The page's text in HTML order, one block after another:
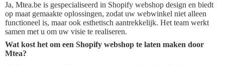
Ja, Mtea.be is gespecialiseerd in Shopify webshop design en biedt
op maat gemaakte oplossingen, zodat uw webwinkel niet alleen
functioneel is, maar ook esthetisch aantrekkelijk. Het team werkt
samen met u om uw visie te realiseren.
Wat kost het om een Shopify webshop te laten maken door
Mtea?